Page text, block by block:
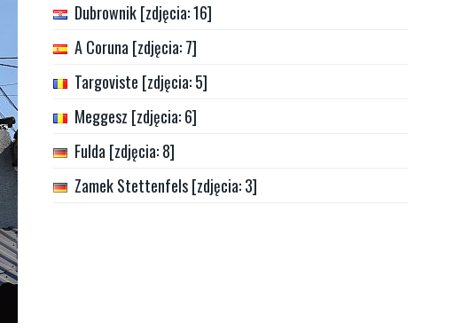
Dubrownik [zdjęcia: 16]
A Coruna [zdjęcia: 7]
Targoviste [zdjęcia: 5]
Meggesz [zdjęcia: 6]
Fulda [zdjęcia: 8]
Zamek Stettenfels [zdjęcia: 3]